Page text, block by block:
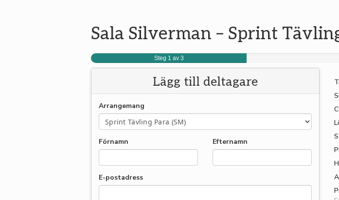
Sala Silverman – Sprint
Steg 1 av 3
Lägg till deltagare
Arrangemang
Förnamn Efternamn
E-postadress